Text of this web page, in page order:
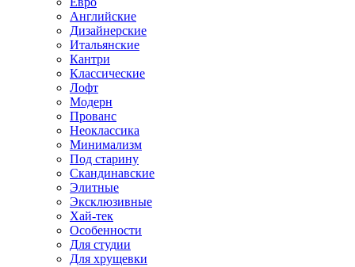
Английские
Дизайнерские
Итальянские
Кантри
Классические
Лофт
Модерн
Прованс
Неоклассика
Минимализм
Под старину
Скандинавские
Элитные
Эксклюзивные
Хай-тек
Особенности
Для студии
Для хрущевки